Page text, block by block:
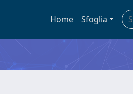
Home Sfoglia